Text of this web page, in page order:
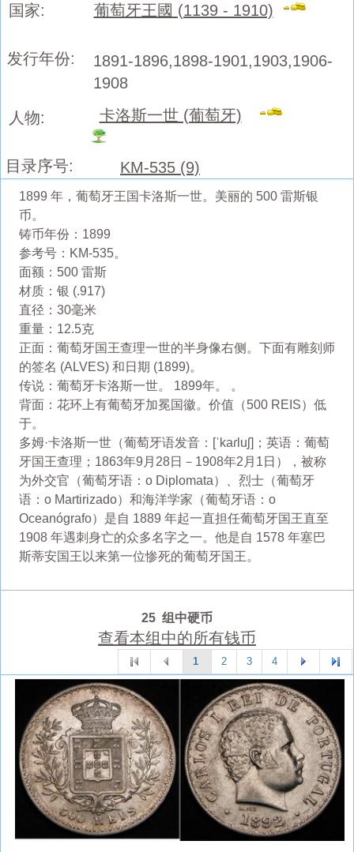
国家:
葡萄牙王國 (1139 - 1910)
发行年份:
1891-1896,1898-1901,1903,1906-
1908
人物:
卡洛斯一世 (葡萄牙)
目录序号: KM-535 (9)
1899 年，葡萄牙王国卡洛斯一世。美丽的 500 雷斯银
币。
铸币年份：1899
参考号：KM-535。
面额：500 雷斯
材质：银 (.917)
直径：30毫米
重量：12.5克
正面：葡萄牙国王查理一世的半身像右侧。下面有雕刻师
的签名 (ALVES) 和日期 (1899)。
传说：葡萄牙卡洛斯一世。 1899年。 。
背面：花环上有葡萄牙加冕国徽。价值（500 REIS）低
于。
多姆·卡洛斯一世（葡萄牙语发音：[ˈkaɾluʃ]；英语：葡萄
牙国王查理；1863年9月28日－1908年2月1日），被称
为外交官（葡萄牙语：o Diplomata）、烈士（葡萄牙
语：o Martirizado）和海洋学家（葡萄牙语：o
Oceanógrafo）是自 1889 年起一直担任葡萄牙国王直至
1908 年遇刺身亡的众多名字之一。他是自 1578 年塞巴
斯蒂安国王以来第一位惨死的葡萄牙国王。
25 组中硬币
查看本组中的所有钱币
1 2 3 4